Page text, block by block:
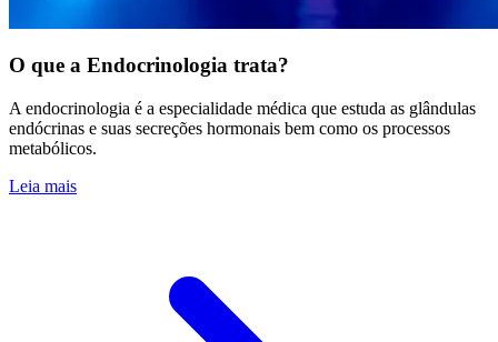
O que a Endocrinologia trata?
A endocrinologia é a especialidade médica que estuda as glândulas
endócrinas e suas secreções hormonais bem como os processos
metabólicos.
Leia mais